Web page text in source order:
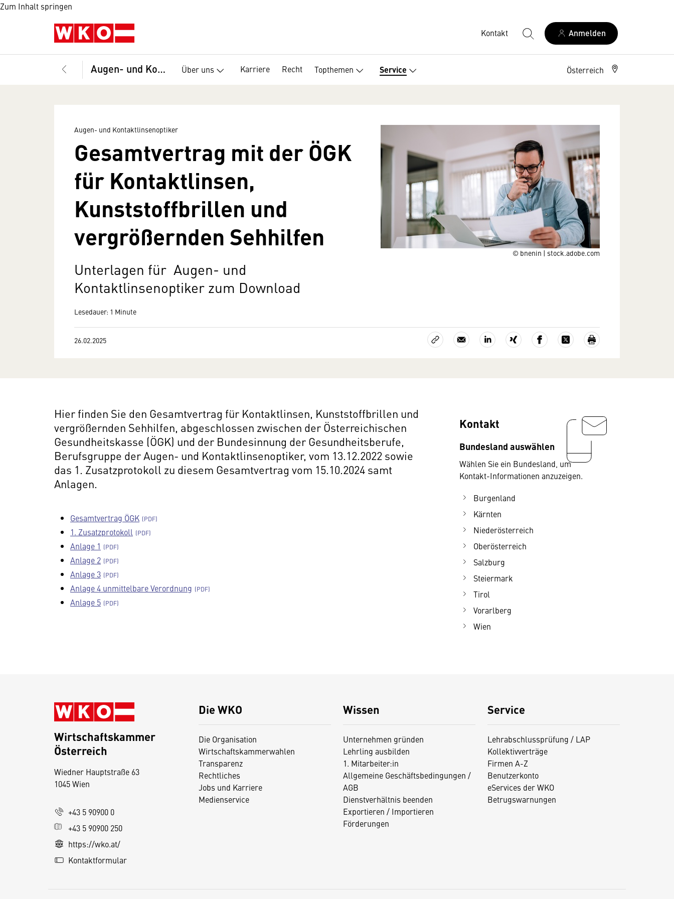
Zum Inhalt springen
Kontakt Anmelden
Augen- und Kontaktlinsenoptiker Über uns Karriere Recht Topthemen Service Österreich
© bnenin | stock.adobe.com
Augen- und Kontaktlinsenoptiker
Gesamtvertrag mit der ÖGK
für Kontaktlinsen,
Kunststoffbrillen und
vergrößernden Sehhilfen
Unterlagen für Augen- und
Kontaktlinsenoptiker zum Download
Lesedauer: 1 Minute
26.02.2025
Hier finden Sie den Gesamtvertrag für Kontaktlinsen, Kunststoffbrillen und
vergrößernden Sehhilfen, abgeschlossen zwischen der Österreichischen
Gesundheitskasse (ÖGK) und der Bundesinnung der Gesundheitsberufe,
Berufsgruppe der Augen- und Kontaktlinsenoptiker, vom 13.12.2022 sowie
das 1. Zusatzprotokoll zu diesem Gesamtvertrag vom 15.10.2024 samt
Anlagen.
Gesamtvertrag ÖGK
1. Zusatzprotokoll
Anlage 1
Anlage 2
Anlage 3
Anlage 4 unmittelbare Verordnung
Anlage 5
Kontakt
Bundesland auswählen
Wählen Sie ein Bundesland, um
Kontakt-Informationen anzuzeigen.
Burgenland
Kärnten
Niederösterreich
Oberösterreich
Salzburg
Steiermark
Tirol
Vorarlberg
Wien
Die WKO
Die Organisation
Wirtschaftskammerwahlen
Transparenz
Rechtliches
Jobs und Karriere
Medienservice
Wissen
Unternehmen gründen
Lehrling ausbilden
1. Mitarbeiter:in
Allgemeine Geschäftsbedingungen /
AGB
Dienstverhältnis beenden
Exportieren / Importieren
Förderungen
Service
Lehrabschlussprüfung / LAP
Kollektivverträge
Firmen A-Z
Benutzerkonto
eServices der WKO
Betrugswarnungen
Wirtschaftskammer
Österreich
Wiedner Hauptstraße 63
1045 Wien
+43 5 90900 0
+43 5 90900 250
https://wko.at/
Kontaktformular